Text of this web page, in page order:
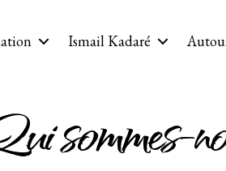
Ismail Kadaré
sommes-